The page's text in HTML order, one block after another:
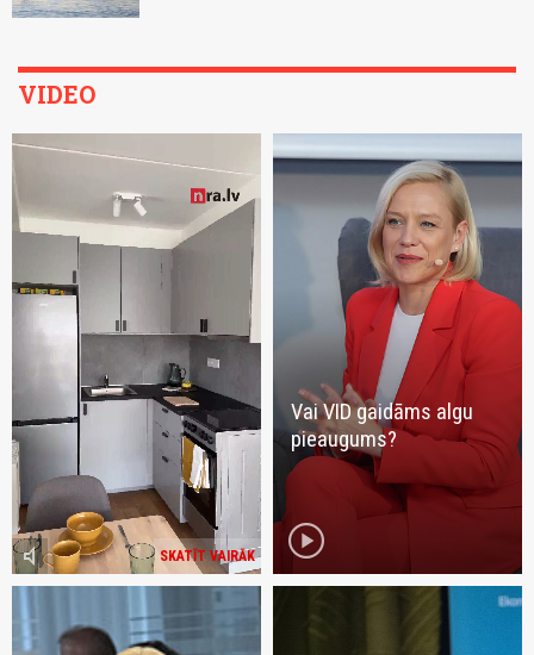
VIDEO
SKATĪT VAIRĀK
volume_mute
Vai VID gaidāms algu
pieaugums?
play_circle